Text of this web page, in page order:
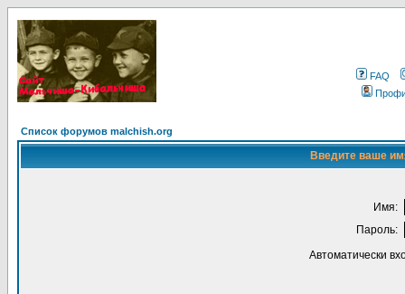
FAQ
Список форумов malchish.org
Введите ваше
Имя:
Пароль:
Автоматически